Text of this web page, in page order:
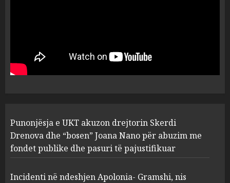
1
“bosen” Joana Nano për
abuzim me fondet publike dhe
pasuri të pajustifikuar
2
Apolonia- Gramshi, nis
procedim penal për Koço
Kokëdhimën (VIDEO)
MARCH 27, 2025
Punonjësja e UKT akuzon drejtorin Skerdi
Drenova dhe “bosen” Joana Nano për abuzim me
fondet publike dhe pasuri të pajustifikuar
Incidenti në ndeshjen Apolonia- Gramshi, nis